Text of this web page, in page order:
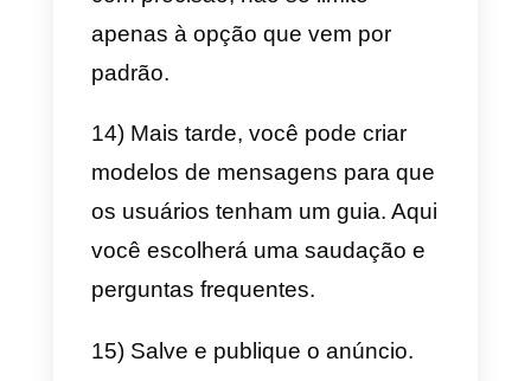
WhatsApp.
Gerenciador de Anúncios do
2) Crie um novo anúncio no